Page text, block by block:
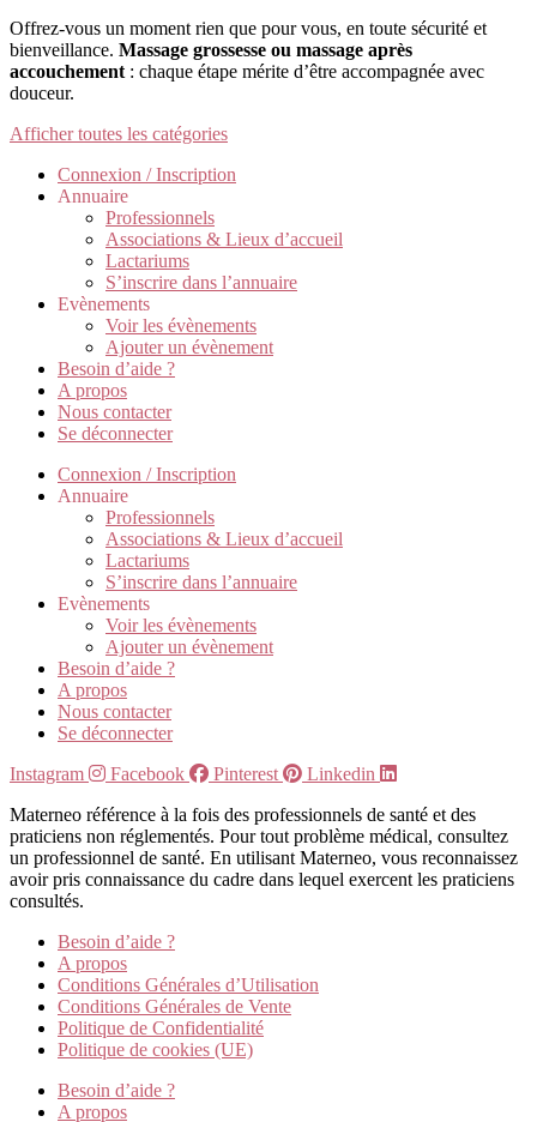
Offrez-vous un moment rien que pour vous, en toute sécurité et
bienveillance. Massage grossesse ou massage après
accouchement: chaque étape mérite d’être accompagnée avec
douceur.
Afficher toutes les catégories
Connexion / Inscription
Annuaire
Professionnels
Associations & Lieux d’accueil
Lactariums
S’inscrire dans l’annuaire
Evènements
Voir les évènements
Ajouter un évènement
Besoin d’aide ?
A propos
Nous contacter
Se déconnecter
Connexion / Inscription
Annuaire
Professionnels
Associations & Lieux d’accueil
Lactariums
S’inscrire dans l’annuaire
Evènements
Voir les évènements
Ajouter un évènement
Besoin d’aide ?
A propos
Nous contacter
Se déconnecter
Instagram
Facebook Pinterest
Linkedin
Materneo référence à la fois des professionnels de santé et des
praticiens non réglementés. Pour tout problème médical, consultez
un professionnel de santé. En utilisant Materneo, vous reconnaissez
avoir pris connaissance du cadre dans lequel exercent les praticiens
consultés.
Besoin d’aide ?
A propos
Conditions Générales d’Utilisation
Conditions Générales de Vente
Politique de Confidentialité
Politique de cookies (UE)
Besoin d’aide ?
A propos